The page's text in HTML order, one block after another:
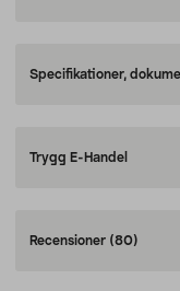
Specifikationer,
Trygg E-Handel
Recensioner (80)